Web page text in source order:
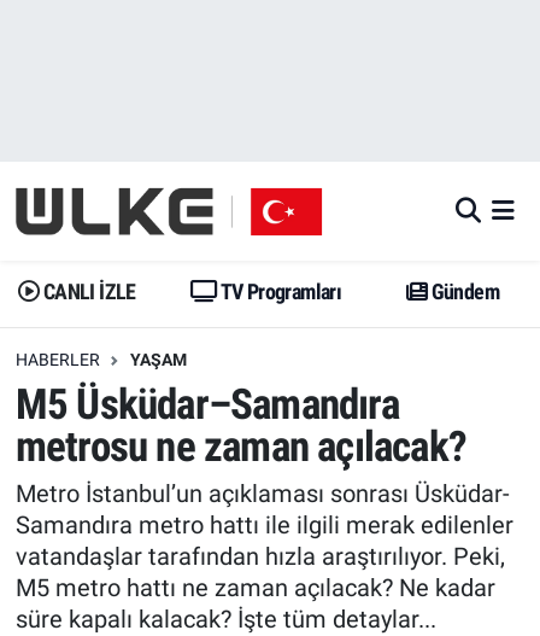
CANLI İZLE TV Programları Gündem
HABERLER YAŞAM
M5 Üsküdar–Samandıra
metrosu ne zaman açılacak?
Metro İstanbul’un açıklaması sonrası Üsküdar-
Samandıra metro hattı ile ilgili merak edilenler
vatandaşlar tarafından hızla araştırılıyor. Peki,
M5 metro hattı ne zaman açılacak? Ne kadar
süre kapalı kalacak? İşte tüm detaylar...
Gündem
Dünya
Erişim Bilgileri
Ekonomi
Trend
Özel Haberler
Gündem
Trend
Erişim Bilgileri
Spor
Ekonomi
Dünya
İstanbul Namaz Vakitleri
Trafik Durumu
Erişim Bilgileri
Tüm Manşetler
Son Dakika Haberleri
Haber Arşivi